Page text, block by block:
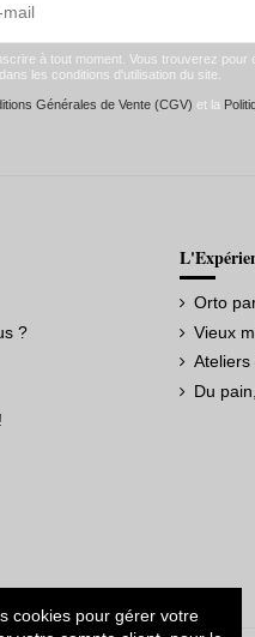
à tout moment. Vous trouverez pour
les conditions d'utilisation du site.
Générales de Vente (CGV) et la
?
Orto
Vieux
Ateliers
Du
cookies pour gérer votre